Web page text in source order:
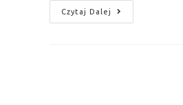
Czytaj Dalej